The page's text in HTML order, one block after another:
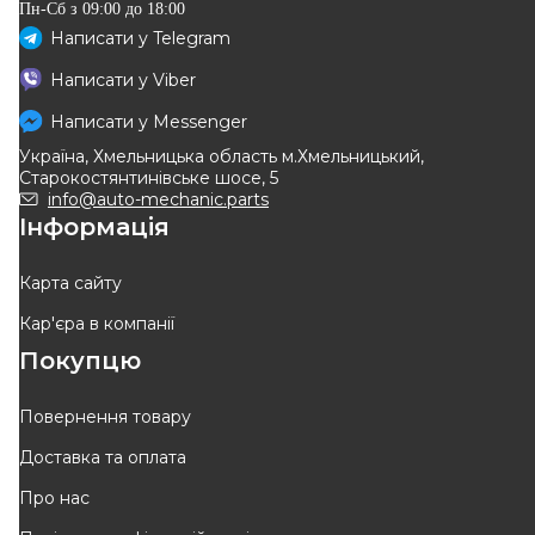
RENAULT
Гальмівний диск передній
258x22mm. R14 (к-т 2шт)
Renault Kangoo II
Код: 40 20 675 01R
ВІДСУТНІЙ
Очікуєм поставку
Оригінал
RENAULT
Пн-Сб з 09:00 до 18:00
Написати у Telegram
Написати у Viber
Написати у Messenger
Україна, Хмельницька область м.Хмельницький,
Старокостянтинівське шосе, 5
info@auto-mechanic.parts
Інформація
Карта сайту
Кар'єра в компанії
Покупцю
Повернення товару
Доставка та оплата
Про нас